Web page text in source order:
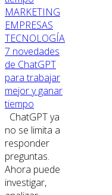
MARKETING
EMPRESAS
TECNOLOGÍA
7 novedades
de ChatGPT
para trabajar
mejor y ganar
tiempo
ChatGPT ya
no se limita a
responder
preguntas.
Ahora puede
investigar,